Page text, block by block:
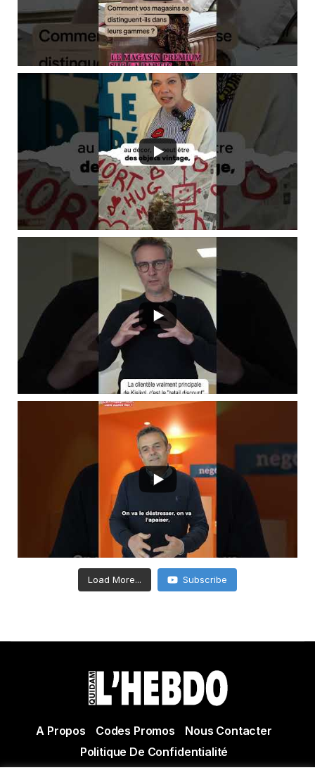
Load More... Subscribe
A Propos Codes Promos
Nous Contacter
Politique De Confidentialité